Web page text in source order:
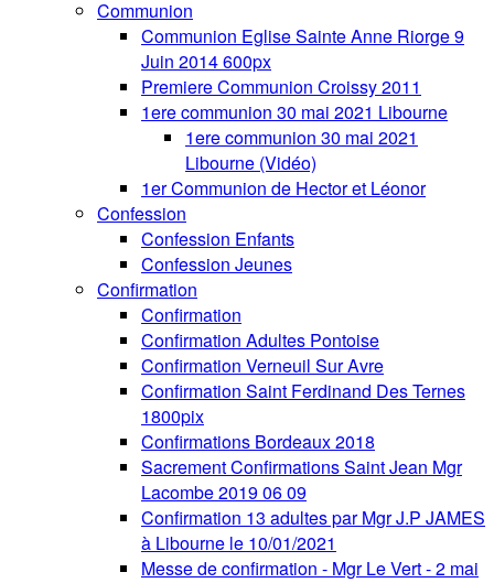
Communion
Communion Eglise Sainte Anne Riorge 9
Juin 2014 600px
Premiere Communion Croissy 2011
1ere communion 30 mai 2021 Libourne
1ere communion 30 mai 2021
Libourne (Vidéo)
1er Communion de Hector et Léonor
Confession
Confession Enfants
Confession Jeunes
Confirmation
Confirmation
Confirmation Adultes Pontoise
Confirmation Verneuil Sur Avre
Confirmation Saint Ferdinand Des Ternes
1800pix
Confirmations Bordeaux 2018
Sacrement Confirmations Saint Jean Mgr
Lacombe 2019 06 09
Confirmation 13 adultes par Mgr J.P JAMES
à Libourne le 10/01/2021
Messe de confirmation - Mgr Le Vert - 2 mai